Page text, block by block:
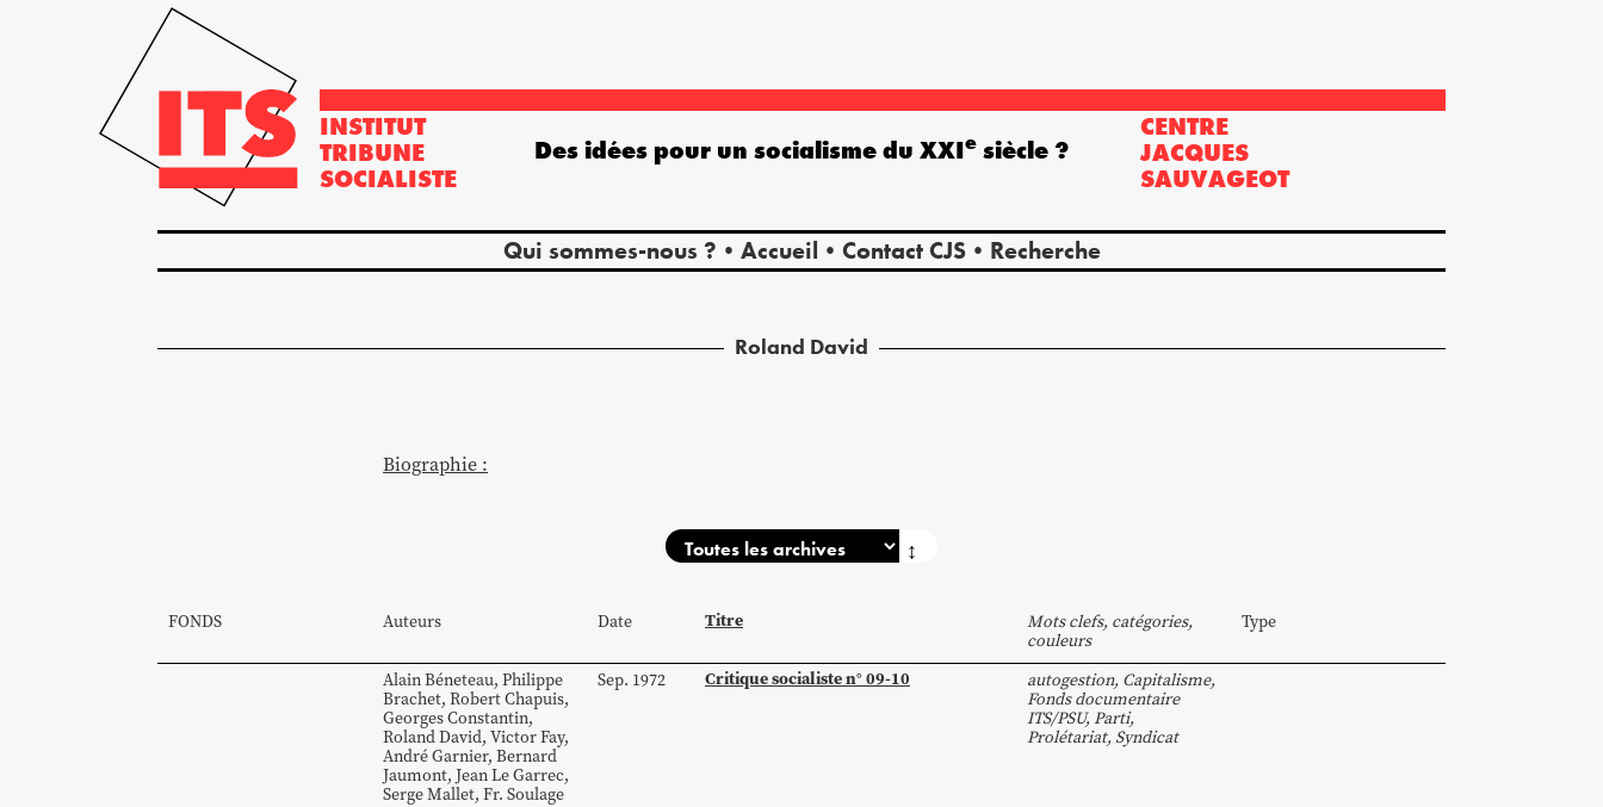
INSTITUT
TRIBUNE
SOCIALISTE
CENTRE
JACQUES
SAUVAGEOT
Qui sommes-nous ? Accueil Contact CJS Recherche
Des idées pour un socialisme du XXIe siècle ?
Roland David
Biographie :
↕
FONDS Auteurs Date Titre
Mots clefs, catégories,
couleurs
Type
AlainBéneteau, Philippe
Brachet, RobertChapuis,
GeorgesConstantin,
RolandDavid, VictorFay,
AndréGarnier, Bernard
Jaumont, JeanLe Garrec,
SergeMallet, Fr. Soulage
Sep. 1972 Critique socialiste n° 09-10 autogestion, Capitalisme,
Fonds documentaire
ITS/PSU, Parti,
Prolétariat, Syndicat